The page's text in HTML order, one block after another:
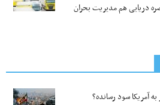
دریایی هم مدیریت بحران
آمریکا سود رسانده؟